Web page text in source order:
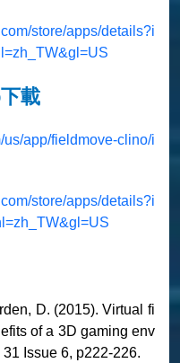
store/apps/details?i
載
us/app/fieldmove-clino/i
store/apps/details?i
D. (2015). Virtual fi
of a 3D gaming env
Issue 6, p222-226.